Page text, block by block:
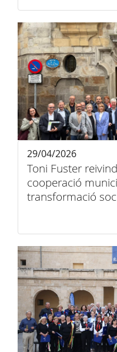
Toni Fuster
cooperació
transformació
29/04/2026